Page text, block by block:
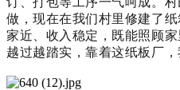
做，现在在我们村里修建了
家近、收入稳定，既能照顾
越过越踏实，靠着这纸板厂